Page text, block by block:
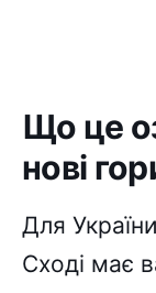
Що це
нові
Для
Сході має